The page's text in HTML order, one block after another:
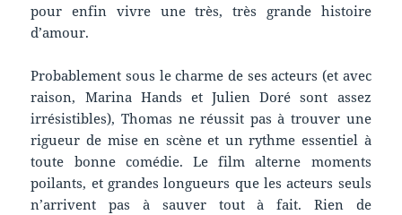
pour enfin vivre une très, très grande histoire
d’amour.
Probablement sous le charme de ses acteurs (et avec
raison, Marina Hands et Julien Doré sont assez
irrésistibles), Thomas ne réussit pas à trouver une
rigueur de mise en scène et un rythme essentiel à
toute bonne comédie. Le film alterne moments
poilants, et grandes longueurs que les acteurs seuls
n’arrivent pas à sauver tout à fait. Rien de